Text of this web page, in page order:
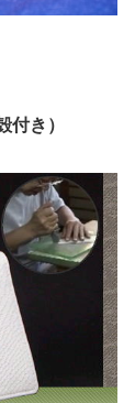
付き）